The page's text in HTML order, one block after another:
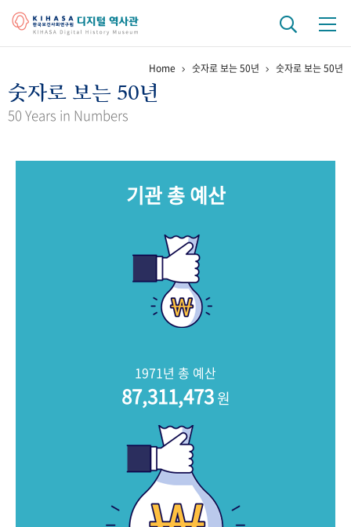
걸어온 길 기관 변천사 역대 기관장
키워드로 보는 연구 역사
문서 기록물 행정박물
Home 숫자로 보는 50년 숫자로 보는 50년
숫자로 보는 50년
50 Years in Numbers
기관 총 예산
1971년 총 예산
87,311,473원